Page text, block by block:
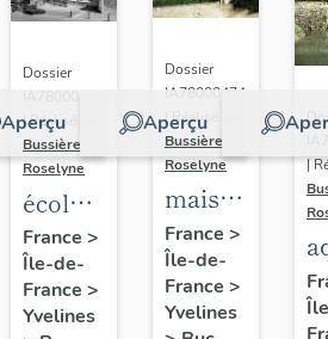
Aperçu
Dossier
| Réalisé par
Bussière
Roselyne
école
primaire
de
filles,
France >
Île-de-
France >
Yvelines
Aperçu
Dossier
IA78000474
| Réalisé par
Bussière
Roselyne
maison
dite
villa
Saint
Marie
France >
Île-de-
France >
Yvelines
|